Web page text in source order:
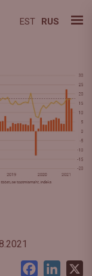
EST RUS
Facebook